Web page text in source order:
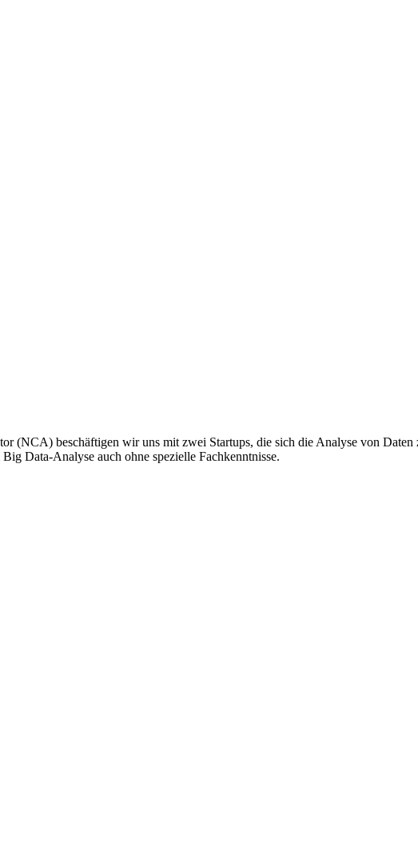
(NCA) beschäftigen wir uns mit zwei Startups, die sich die Analyse von Daten
Data-Analyse auch ohne spezielle Fachkenntnisse.